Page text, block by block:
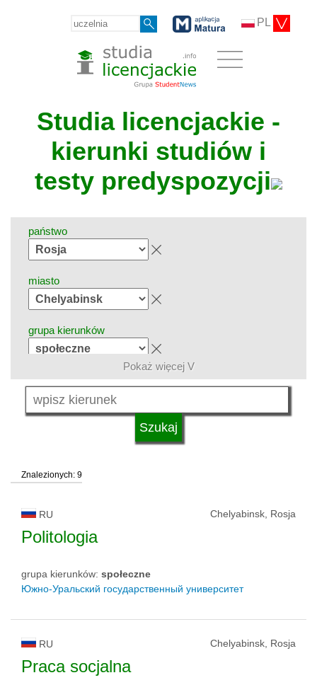
PL
Studia licencjackie -
kierunki studiów i
testy predyspozycji
państwo
miasto
grupa kierunków
język
status uczelni
Pokaż więcej V
Znalezionych: 9
RU Chelyabinsk, Rosja
Politologia
grupa kierunków: społeczne
Южно-Уральский государственный университет
RU Chelyabinsk, Rosja
Praca socjalna